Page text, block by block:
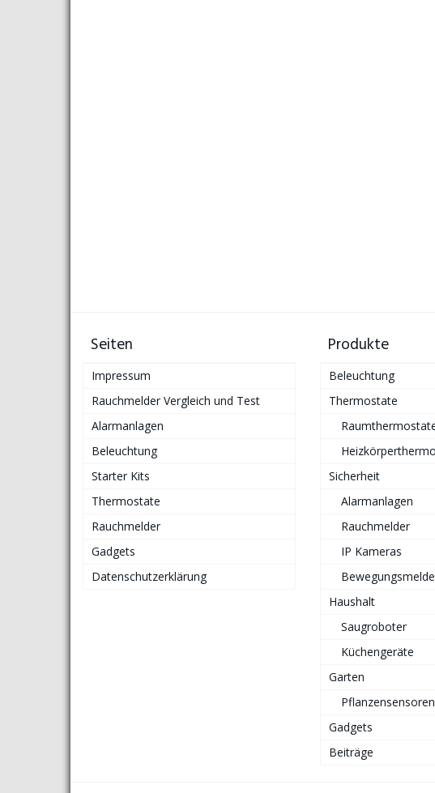
Seiten
Impressum
Rauchmelder Vergleich und Test
Alarmanlagen
Beleuchtung
Starter Kits
Thermostate
Rauchmelder
Gadgets
Datenschutzerklärung
Produkte
Beleuchtung
Thermostate
Sicherheit
Alarmanlagen
Rauchmelder
IP Kameras
Haushalt
Saugroboter
Küchengeräte
Garten
Pflanzensensoren
Gadgets
Beiträge